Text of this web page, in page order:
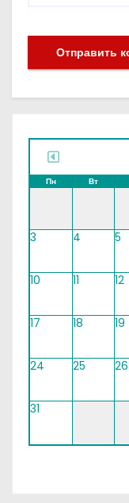
Пн Вт
3 4 5
10 11 12
17 18 19
24 25 26
31